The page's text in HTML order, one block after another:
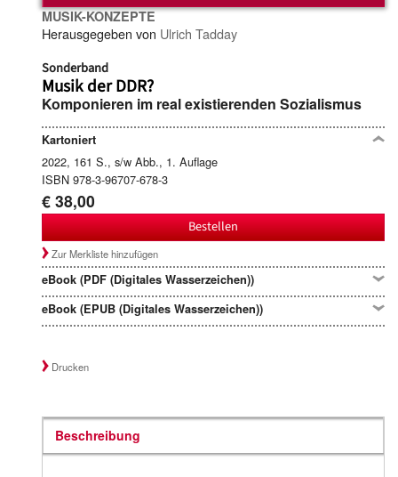
MUSIK-KONZEPTE
Herausgegeben von Ulrich Tadday
Sonderband
Musik der DDR?
Komponieren im real existierenden Sozialismus
Kartoniert
2022, 161 S., s/w Abb., 1. Auflage
ISBN 978-3-96707-678-3
€ 38,00
Bestellen
Zur Merkliste hinzufügen
eBook (PDF (Digitales Wasserzeichen))
eBook (EPUB (Digitales Wasserzeichen))
Drucken
Beschreibung